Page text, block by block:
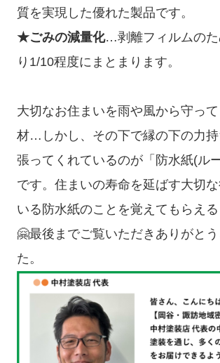
質を実現した優れた製品です。
★ごみの減量化…剥離フィルムのた
り1/10程度にまとまります。
大切なお住まいを雨や風から守っ
材…しかし、その下で縁の下の力
張ってくれているのが「防水紙(ル
です。住まいの寿命を延ばす大切
いる防水紙のことを覚えてもらえ
🤗最後までご覧いただきありがと
た。